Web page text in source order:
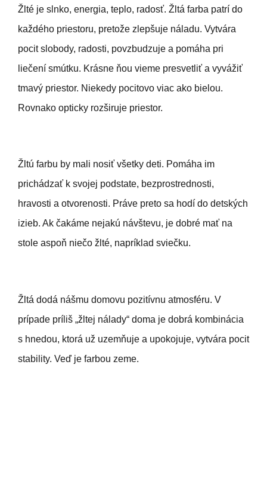
Žlté je slnko, energia, teplo, radosť. Žltá farba patrí do
každého priestoru, pretože zlepšuje náladu. Vytvára
pocit slobody, radosti, povzbudzuje a pomáha pri
liečení smútku. Krásne ňou vieme presvetliť a vyvážiť
tmavý priestor. Niekedy pocitovo viac ako bielou.
Rovnako opticky rozširuje priestor.
Žltú farbu by mali nosiť všetky deti. Pomáha im
prichádzať k svojej podstate, bezprostrednosti,
hravosti a otvorenosti. Práve preto sa hodí do detských
izieb. Ak čakáme nejakú návštevu, je dobré mať na
stole aspoň niečo žlté, napríklad sviečku.
Žltá dodá nášmu domovu pozitívnu atmosféru. V
prípade príliš „žltej nálady“ doma je dobrá kombinácia
s hnedou, ktorá už uzemňuje a upokojuje, vytvára pocit
stability. Veď je farbou zeme.